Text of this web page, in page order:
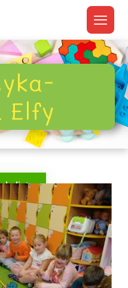
Elfy
do listy